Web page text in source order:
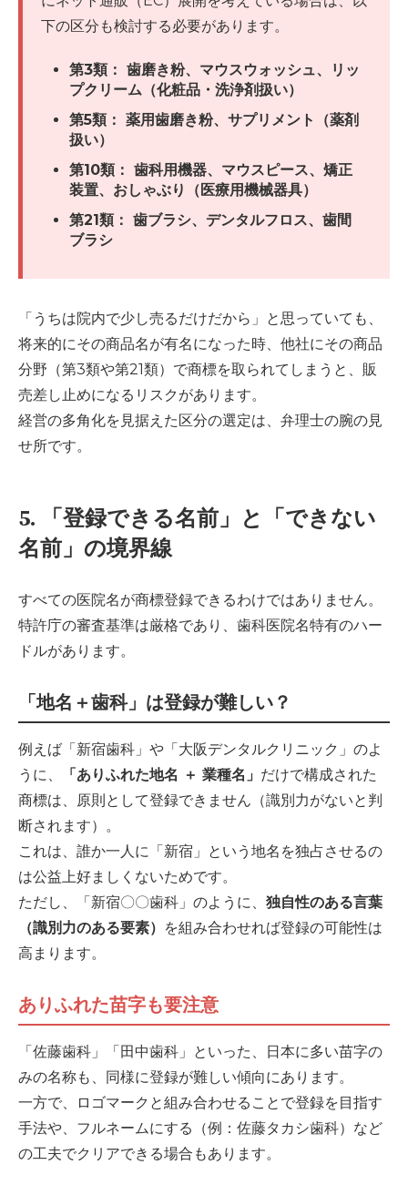
下の区分も検討する必要があります。
第3類： 歯磨き粉、マウスウォッシュ、リッ
プクリーム（化粧品・洗浄剤扱い）
第5類： 薬用歯磨き粉、サプリメント（薬剤
扱い）
第10類： 歯科用機器、マウスピース、矯正
装置、おしゃぶり（医療用機械器具）
第21類： 歯ブラシ、デンタルフロス、歯間
ブラシ
「うちは院内で少し売るだけだから」と思っていても、
将来的にその商品名が有名になった時、他社にその商品
分野（第3類や第21類）で商標を取られてしまうと、販
売差し止めになるリスクがあります。
経営の多角化を見据えた区分の選定は、弁理士の腕の見
せ所です。
5. 「登録できる名前」と「できない
名前」の境界線
すべての医院名が商標登録できるわけではありません。
特許庁の審査基準は厳格であり、歯科医院名特有のハー
ドルがあります。
「地名＋歯科」は登録が難しい？
例えば「新宿歯科」や「大阪デンタルクリニック」のよ
うに、
「ありふれた地名 ＋ 業種名」 だけで構成された
商標は、原則として登録できません（識別力がないと判
断されます）。
これは、誰か一人に「新宿」という地名を独占させるの
は公益上好ましくないためです。
ただし、「新宿〇〇歯科」のように、 独自性のある言葉
（識別力のある要素） を組み合わせれば登録の可能性は
高まります。
ありふれた苗字も要注意
「佐藤歯科」「田中歯科」といった、日本に多い苗字の
みの名称も、同様に登録が難しい傾向にあります。
一方で、ロゴマークと組み合わせることで登録を目指す
手法や、フルネームにする（例：佐藤タカシ歯科）など
の工夫でクリアできる場合もあります。